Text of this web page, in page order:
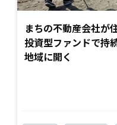
まちの不動産会社が
投資型ファンドで持
地域に開く